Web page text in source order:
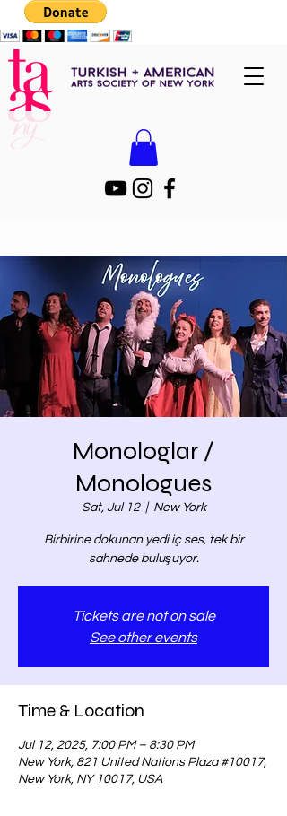
Monologlar /
Monologues
Sat, Jul 12
  |
New York
Birbirine dokunan yedi iç ses, tek bir
sahnede buluşuyor.
Tickets are not on sale
See other events
Time & Location
Jul 12, 2025, 7:00 PM – 8:30 PM
New York, 821 United Nations Plaza #10017,
New York, NY 10017, USA